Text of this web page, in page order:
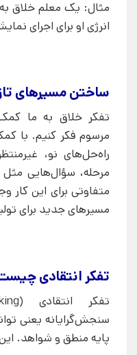
مثال: یک معلم خلاق
انرژی او برای اجرای
ساختن مسیرهای
تفکر خلاق به ما
مرسوم فکر کنیم. با
راه‌حل‌های نو،
مرحله، سؤال‌هایی
متفاوتی برای این
مسیرهای جدید برای
تفکر انتقادی
سنجش‌گرایانه یعنی
پایه‌ منطق و شواهد.